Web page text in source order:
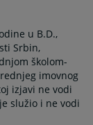
u B.D.,
Srbin,
školom-
imovnog
izjavi ne vodi
služio i ne vodi